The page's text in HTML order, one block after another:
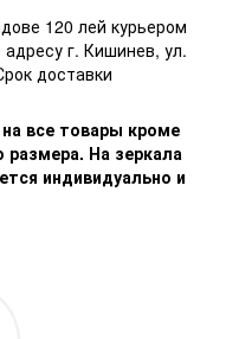
120 лей курьером
г. Кишинев, ул.
доставки
все товары кроме
размера. На зеркала
индивидуально и